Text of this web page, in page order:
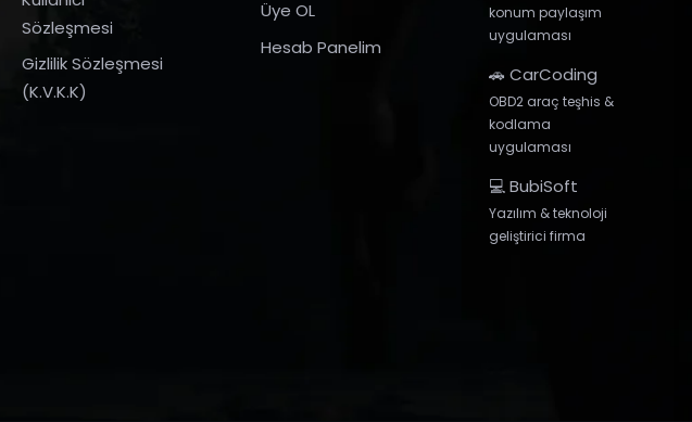
Sözleşmesi
Gizlilik Sözleşmesi
(K.V.K.K)
Üye OL
Hesab Panelim
konum paylaşım
uygulaması
🚗 CarCoding
OBD2 araç teşhis &
kodlama
uygulaması
💻 BubiSoft
Yazılım & teknoloji
geliştirici firma